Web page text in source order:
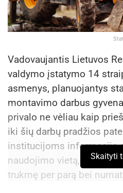
Vadovaujantis Lietuvos
valdymo įstatymo 14
asmenys, planuojantys
montavimo darbus
privalo ne vėliau kaip
iki šių darbų pradžios
institucijoms informaciją
naudojimo vietą,
trukmę per parą bei
Skaityti